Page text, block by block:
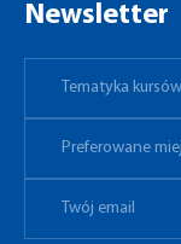
Newsletter
Tematyka kursów
Preferowane